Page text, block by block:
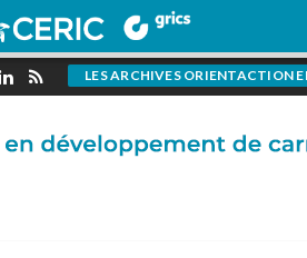
LES ARCHIVES ORIENTACTION